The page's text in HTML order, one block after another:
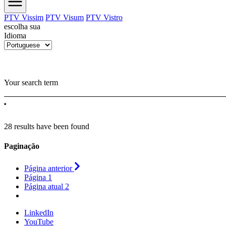
PTV Vissim PTV Visum PTV Vistro
escolha sua
Idioma
Your search term
28 results have been found
Paginação
Página anterior
Página 1
Página atual 2
LinkedIn
YouTube